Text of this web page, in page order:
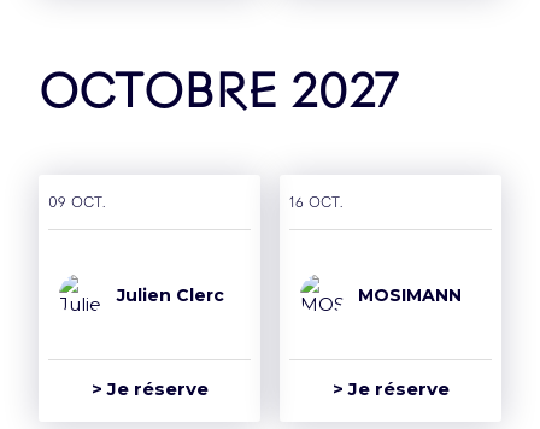
octobre 2027
09 oct.
Julien Clerc
> Je réserve
16 oct.
MOSIMANN
> Je réserve